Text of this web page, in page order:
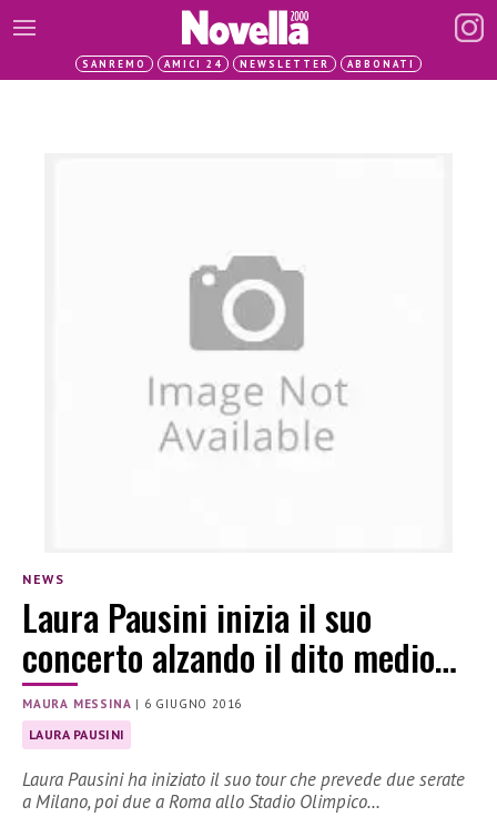
SANREMO AMICI 24 NEWSLETTER ABBONATI
NEWS
Laura Pausini inizia il suo
concerto alzando il dito medio…
MAURA MESSINA | 6 GIUGNO 2016
LAURA PAUSINI
Laura Pausini ha iniziato il suo tour che prevede due serate
a Milano, poi due a Roma allo Stadio Olimpico…